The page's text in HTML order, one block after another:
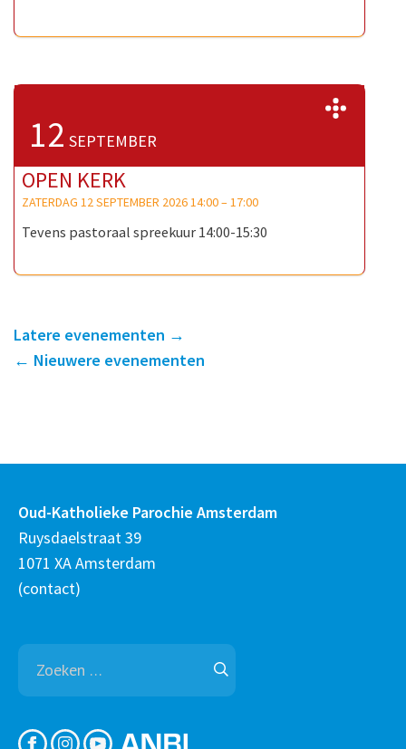
OPEN KERK
12 SEPTEMBER
ZATERDAG 12 SEPTEMBER 2026 14:00–17:00
Tevens pastoraal spreekuur 14:00-15:30
Latere evenementen →
← Nieuwere evenementen
Oud-Katholieke Parochie Amsterdam
Ruysdaelstraat 39
1071 XA Amsterdam
(contact)
Zoeken
naar: